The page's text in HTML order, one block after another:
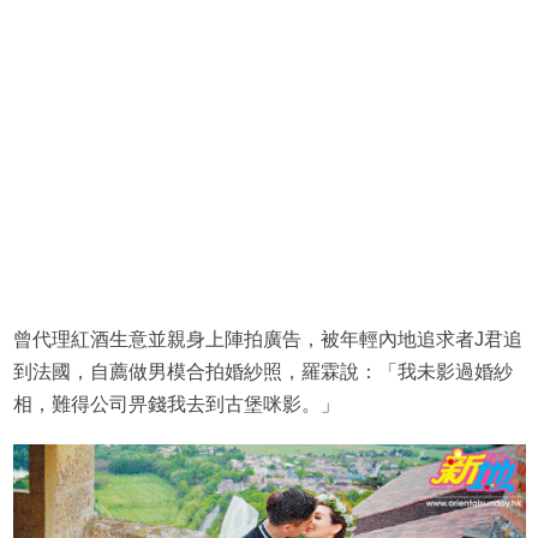
曾代理紅酒生意並親身上陣拍廣告，被年輕內地追求者J君追
到法國，自薦做男模合拍婚紗照，羅霖說：「我未影過婚紗
相，難得公司畀錢我去到古堡咪影。」